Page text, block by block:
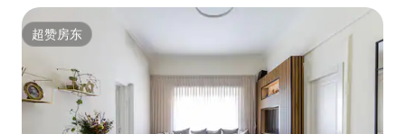
超赞房东
超赞房东